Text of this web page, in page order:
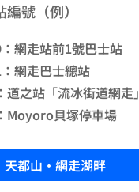
編號（例）
網走站前1號巴士站
網走巴士總站
之站「流冰街道網走」
Moyoro貝塚停車場
天都山·網走湖畔